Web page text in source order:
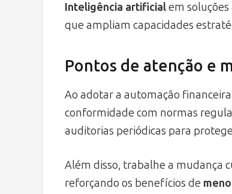
Inteligência artificialem
que ampliam capacidades
Pontos de atenção e
Ao adotar a automação
conformidade com normas
auditorias periódicas para
Além disso, trabalhe a mudança
reforçando os benefícios de